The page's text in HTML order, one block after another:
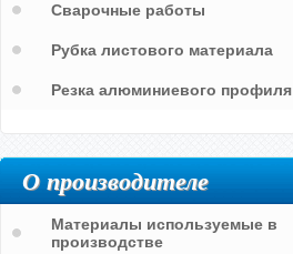
Сварочные работы
Рубка листового материала
Резка алюминиевого профиля
О производителе
Материалы используемые в
производстве